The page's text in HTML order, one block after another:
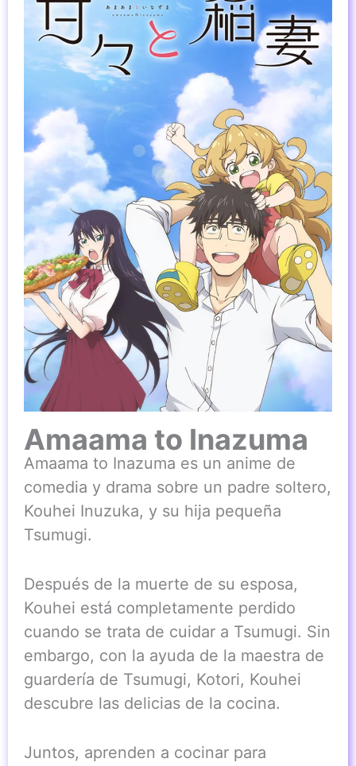
Amaama to Inazuma
Amaama to Inazuma es un anime de
comedia y drama sobre un padre soltero,
Kouhei Inuzuka, y su hija pequeña
Tsumugi.
Después de la muerte de su esposa,
Kouhei está completamente perdido
cuando se trata de cuidar a Tsumugi. Sin
embargo, con la ayuda de la maestra de
guardería de Tsumugi, Kotori, Kouhei
descubre las delicias de la cocina.
Juntos, aprenden a cocinar para